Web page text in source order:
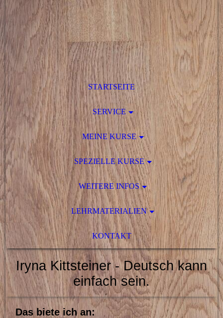
STARTSEITE
SERVICE
MEINE KURSE
SPEZIELLE KURSE
WEITERE INFOS
LEHRMATERIALIEN
KONTAKT
Iryna Kittsteiner - Deutsch kann
einfach sein.
Das biete ich an: